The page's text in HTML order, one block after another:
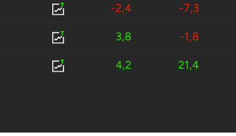
-2,4 -7,3
3,8 -1,8
4,2 21,4